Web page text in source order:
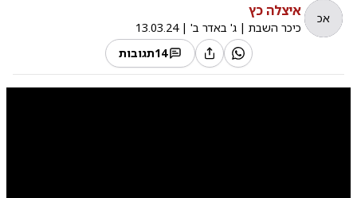
אכ איצלה כץ
כיכר השבת | ג' באדר ב' |
13.03.24
14תגובות